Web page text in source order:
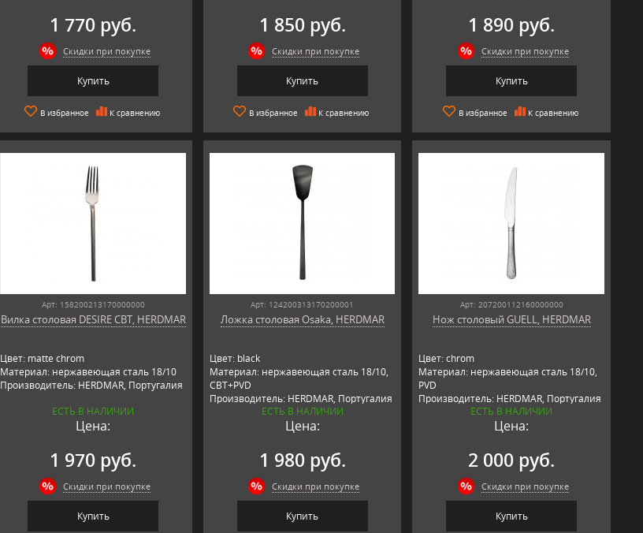
1 770 руб.
Скидки при покупке
Купить
В избранное К сравнению
1 850 руб.
Скидки при покупке
Купить
В избранное К сравнению
1 890 руб.
Скидки при покупке
Купить
В избранное К сравнению
Арт: 158200213170000000
Вилка столовая DESIRE CBT, HERDMAR
Цвет: matte chrom
Материал: нержавеющая сталь 18/10
Производитель: HERDMAR, Португалия
ЕСТЬ В НАЛИЧИИ
Цена:
1 970 руб.
Скидки при покупке
Купить
Арт: 124200313170200001
Ложка столовая Osaka, HERDMAR
Цвет: black
Материал: нержавеющая сталь 18/10,
CBT+PVD
Производитель: HERDMAR, Португалия
ЕСТЬ В НАЛИЧИИ
Цена:
1 980 руб.
Скидки при покупке
Купить
Арт: 207200112160000000
Нож столовый GUELL, HERDMAR
Цвет: chrom
Материал: нержавеющая сталь 18/10,
PVD
Производитель: HERDMAR, Португалия
ЕСТЬ В НАЛИЧИИ
Цена:
2 000 руб.
Скидки при покупке
Купить